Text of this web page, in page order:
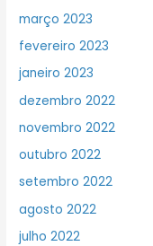
março 2023
fevereiro 2023
janeiro 2023
dezembro 2022
novembro 2022
outubro 2022
setembro 2022
agosto 2022
julho 2022